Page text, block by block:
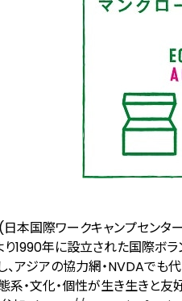
本国際ワークキャンプセンタ
1990年に設立された国際ボ
、アジアの協力網・NVDAでも
系・文化・個性が生き生きと